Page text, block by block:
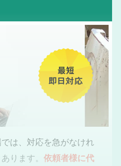
最短
即日対応
は、対応を急がなけれ
ります。依頼者様に代